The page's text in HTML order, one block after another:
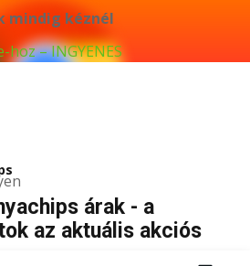
mindig kéznél
hoz – INGYENES
árak - a
az aktuális akciós